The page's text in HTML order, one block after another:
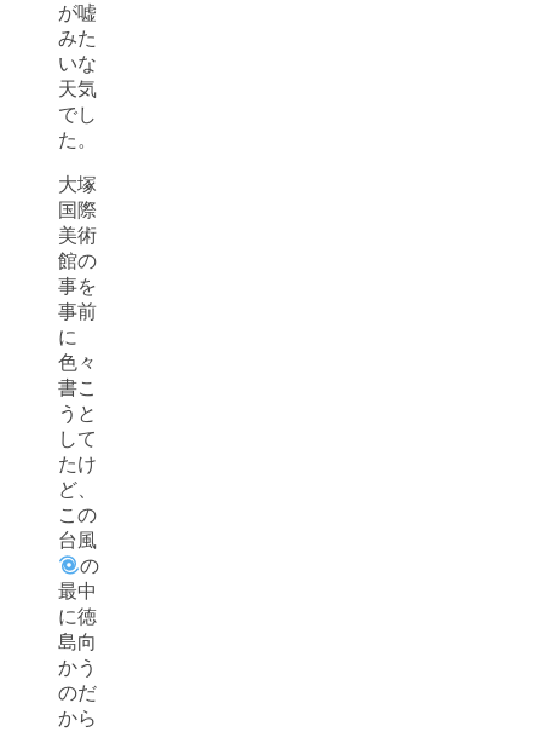
が嘘
みた
いな
天気
でし
た。
大塚
国際
美術
館の
事を
事前
に
色々
書こ
うと
して
たけ
ど、
この
台風
の
最中
に徳
島向
かう
のだ
から